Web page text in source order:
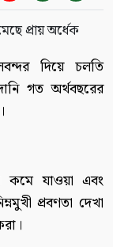
দিয়ে চলতি
গত অর্থবছরের
কমে যাওয়া এবং
প্রবণতা দেখা